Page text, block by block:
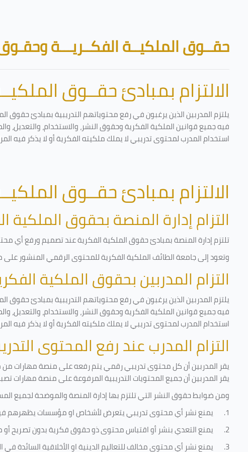
الكتل
حقــوق الملكيــة الفكــريـــة
الالتزام بمبادئ حقــوق
يلتزم المدربين الذين يرغبون في رفع محتوياتهم التدريبية بمبادئ حقوق
فيه جميع قوانين الملكية الفكرية وحقوق النشر، والاستخدام، والتعديل،
استخدام المدرب لمحتوى تدريبي لا يملك ملكيته الفكرية أو لا يذكر فيه
الالتزام بمبادئ حقــوق
التزام إدارة المنصة بحقوق الملكية
تلتزم إدارة المنصة بمبادئ حقوق الملكية الفكرية عند تصميم ورفع أي
وتعود إلى جامعة الطائف الملكية الفكرية للمحتوى الرقمي المنشور على
التزام المدربين بحقوق الملكية
يلتزم المدربين الذين يرغبون في رفع محتوياتهم التدريبية بمبادئ حقوق
فيه جميع قوانين الملكية الفكرية وحقوق النشر، والاستخدام، والتعديل،
استخدام المدرب لمحتوى تدريبي لا يملك ملكيته الفكرية أو لا يذكر فيه
التزام المدرب عند رفع المحتوى
يقر المدربين أن كل محتوى تدريبي رقمي يتم رفعه على منصة مهارات من
يقر المدربين أن جميع المحتويات التدريبية المرفوعة على منصة مهارات
ومن ضوابط حقوق النشر التي تلتزم بها إدارة المنصة والموضحة لجميع
1.
يمنع نشر أي محتوى تدريبي يتعرض لأشخاص او مؤسسات يظهرهم
2.
يمنع التعدي بنشر أو اقتباس محتوى ذو حقوق فكرية بدون تصريح
3.
يمنع نشر أي محتوى مخالف للتعاليم الدينية او الأخلاقية السائدة في